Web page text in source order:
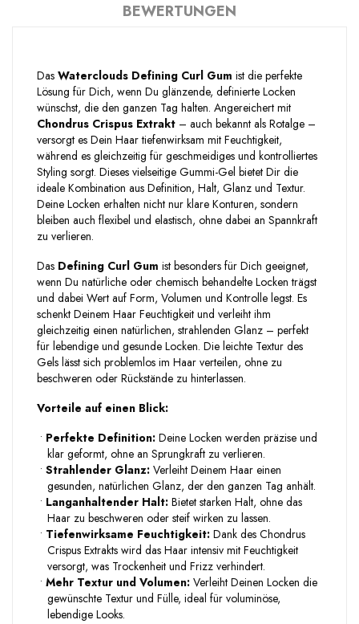
BEWERTUNGEN
Das Waterclouds Defining Curl Gum ist die perfekte
Lösung für Dich, wenn Du glänzende, definierte Locken
wünschst, die den ganzen Tag halten. Angereichert mit
Chondrus Crispus Extrakt – auch bekannt als Rotalge –
versorgt es Dein Haar tiefenwirksam mit Feuchtigkeit,
während es gleichzeitig für geschmeidiges und kontrolliertes
Styling sorgt. Dieses vielseitige Gummi-Gel bietet Dir die
ideale Kombination aus Definition, Halt, Glanz und Textur.
Deine Locken erhalten nicht nur klare Konturen, sondern
bleiben auch flexibel und elastisch, ohne dabei an Spannkraft
zu verlieren.
Das Defining Curl Gum ist besonders für Dich geeignet,
wenn Du natürliche oder chemisch behandelte Locken trägst
und dabei Wert auf Form, Volumen und Kontrolle legst. Es
schenkt Deinem Haar Feuchtigkeit und verleiht ihm
gleichzeitig einen natürlichen, strahlenden Glanz – perfekt
für lebendige und gesunde Locken. Die leichte Textur des
Gels lässt sich problemlos im Haar verteilen, ohne zu
beschweren oder Rückstände zu hinterlassen.
Vorteile auf einen Blick:
• Perfekte Definition: Deine Locken werden präzise und
klar geformt, ohne an Sprungkraft zu verlieren.
• Strahlender Glanz: Verleiht Deinem Haar einen
gesunden, natürlichen Glanz, der den ganzen Tag anhält.
• Langanhaltender Halt: Bietet starken Halt, ohne das
Haar zu beschweren oder steif wirken zu lassen.
• Tiefenwirksame Feuchtigkeit: Dank des Chondrus
Crispus Extrakts wird das Haar intensiv mit Feuchtigkeit
versorgt, was Trockenheit und Frizz verhindert.
• Mehr Textur und Volumen: Verleiht Deinen Locken die
gewünschte Textur und Fülle, ideal für voluminöse,
lebendige Looks.